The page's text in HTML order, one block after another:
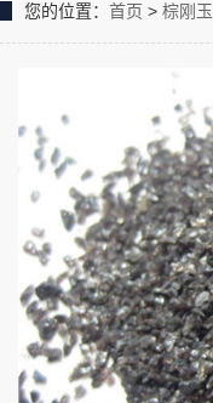
您的位置： 首页 > 棕刚玉